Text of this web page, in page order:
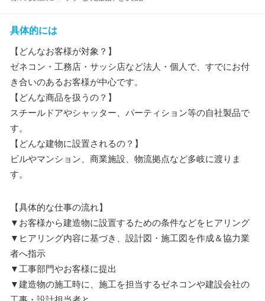
具体的には
【どんなお客様が対象？】
ゼネコン・工務店・サッシ店など法人・個人で、すでにお付
き合いのあるお客様が中心です。
【どんな商品を扱うの？】
スチールドアやシャッター、パーティション等の自社製品で
す。
【どんな建物に設置されるの？】
ビルやマンション、商業施設、物流拠点など多岐に渡りま
す。
【具体的な仕事の流れ】
▼お客様から建造物に設置するための条件などをヒアリング
▼ヒアリング内容に基づき、設計図・施工図を作成＆協力業
者へ指示
▼工事部門やお客様に提出
▼建造物の施工時に、施工を担当するゼネコンや建設会社の